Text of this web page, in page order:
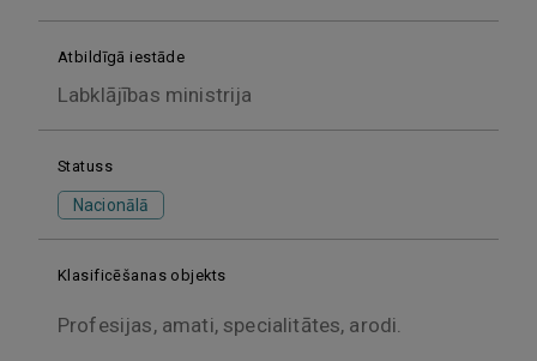
Atbildīgā iestāde
Labklājības ministrija
Statuss
Nacionālā
Klasificēšanas objekts
Profesijas, amati, specialitātes, arodi.